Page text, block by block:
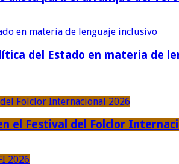
del Estado en materia de
el Festival del Folclor